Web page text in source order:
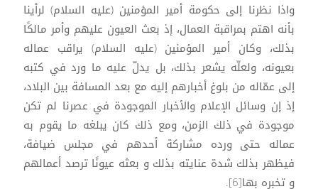
واذا نظرنا إلى حكومة أمير المؤمنين (عليه السلام) لرأينا
بأنه اهتم بمراقبة العمال، إذ بعث العيون عليهم وأمر مالكًا
بذلك، وكان أمير المؤمنين (عليه السلام) يراقب عماله
بعيونه، ولعلّه يشعر بذلك، بل يدلّ عليه ما ورد في كتبه
إلى عمّاله من بلوغ أخبارهم إليه مع بعد المسافة بين البلاد،
إذ إن وسائل الإعلام والأخبار الموجودة في عصرنا لم تكن
موجودة في ذلك الزمن، ومع ذلك كان يبلغه ما يقوم به
عماله حتى ورده مشاركة أحدهم في مجلس ضيافة،
فيظهر بذلك شدة عنايته بذلك و بعثه عيونًا ترصد أعمالهم
و تخبره بها[6].